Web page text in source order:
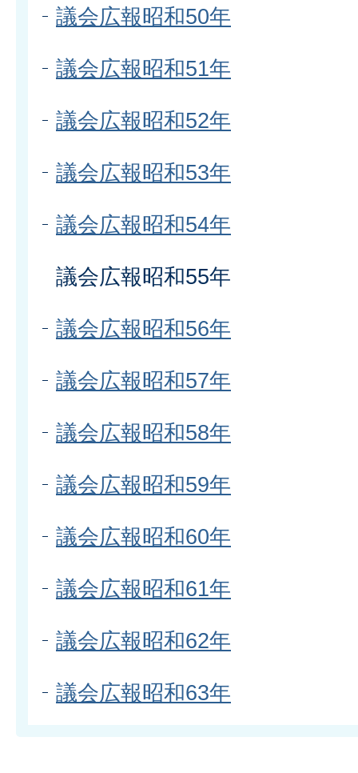
議会広報昭和50年
議会広報昭和51年
議会広報昭和52年
議会広報昭和53年
議会広報昭和54年
議会広報昭和55年
議会広報昭和56年
議会広報昭和57年
議会広報昭和58年
議会広報昭和59年
議会広報昭和60年
議会広報昭和61年
議会広報昭和62年
議会広報昭和63年